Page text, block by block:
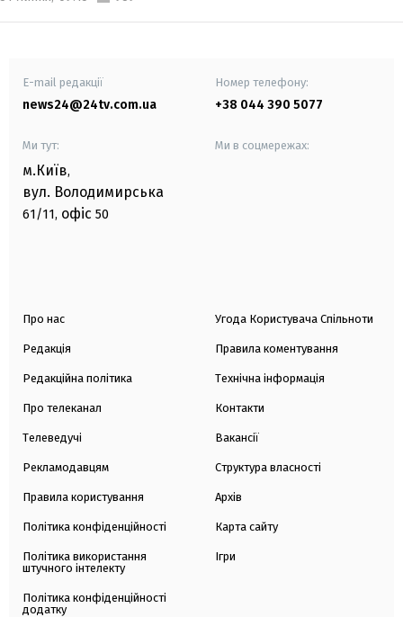
E-mail редакції
news24@24tv.com.ua
Номер телефону:
+38 044 390 5077
Ми тут:
м.Київ,
вул. Володимирська
61/11, офіс 50
Ми в соцмережах:
Про нас
Редакція
Редакційна політика
Про телеканал
Телеведучі
Рекламодавцям
Правила користування
Політика конфіденційності
Політика використання
штучного інтелекту
Політика конфіденційності
додатку
Угода Користувача Спільноти
Правила коментування
Технічна інформація
Контакти
Вакансії
Структура власності
Архів
Карта сайту
Ігри